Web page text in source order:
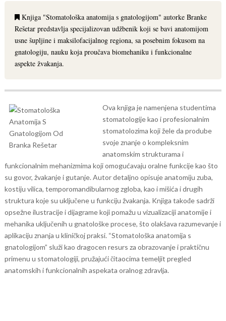
Knjiga "Stomatološka anatomija s gnatologijom" autorke Branke
Rešetar predstavlja specijalizovan udžbenik koji se bavi anatomijom
usne šupljine i maksilofacijalnog regiona, sa posebnim fokusom na
gnatologiju, nauku koja proučava biomehaniku i funkcionalne
aspekte žvakanja.
Ova knjiga je namenjena studentima
stomatologije kao i profesionalnim
stomatolozima koji žele da prodube
svoje znanje o kompleksnim
anatomskim strukturama i
funkcionalnim mehanizmima koji omogućavaju oralne funkcije kao što
su govor, žvakanje i gutanje. Autor detaljno opisuje anatomiju zuba,
kostiju vilica, temporomandibularnog zgloba, kao i mišića i drugih
struktura koje su uključene u funkciju žvakanja. Knjiga takođe sadrži
opsežne ilustracije i dijagrame koji pomažu u vizualizaciji anatomije i
mehanika uključenih u gnatološke procese, što olakšava razumevanje i
aplikaciju znanja u kliničkoj praksi. “Stomatološka anatomija s
gnatologijom” služi kao dragocen resurs za obrazovanje i praktičnu
primenu u stomatologiji, pružajući čitaocima temeljit pregled
anatomskih i funkcionalnih aspekata oralnog zdravlja.